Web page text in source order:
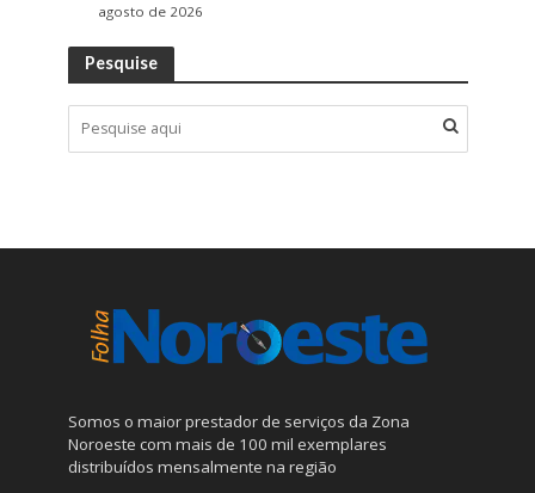
agosto de 2026
Pesquise
Somos o maior prestador de serviços da Zona
Noroeste com mais de 100 mil exemplares
distribuídos mensalmente na região